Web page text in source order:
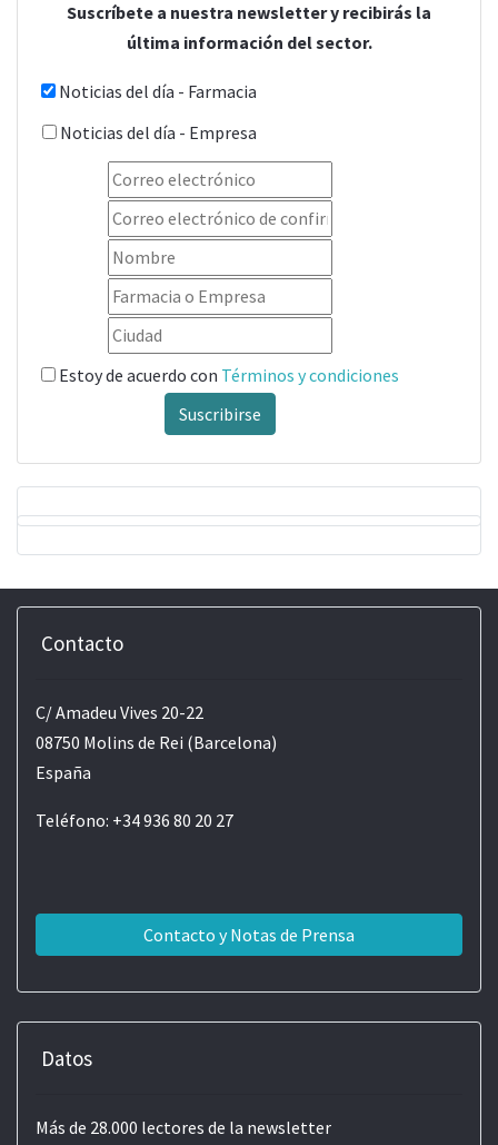
Suscríbete a nuestra newsletter y recibirás la
última información del sector.
Noticias del día - Farmacia
Noticias del día - Empresa
Estoy de acuerdo con Términos y condiciones
Suscribirse
Contacto
C/ Amadeu Vives 20-22
08750 Molins de Rei (Barcelona)
España
Teléfono: +34 936 80 20 27
Contacto y Notas de Prensa
Datos
Más de 28.000 lectores de la newsletter